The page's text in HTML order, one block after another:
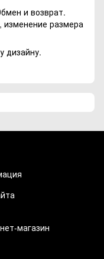
и возврат.
размера
дизайну.
магазин